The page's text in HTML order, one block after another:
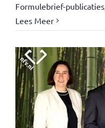
Formulebrief-publicaties,
Lees Meer